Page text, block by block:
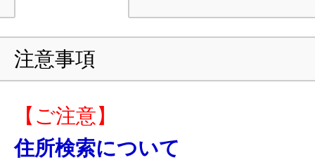
注意事項
【ご注意】
住所検索について